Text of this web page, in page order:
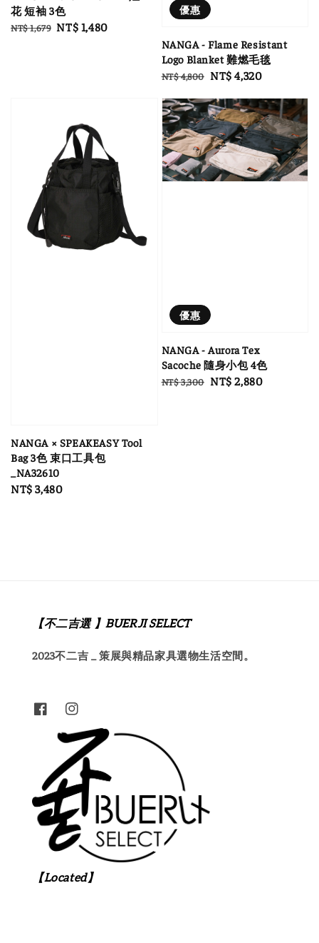
花 短袖 3色
Regular
NT$ 1,679 Sale
NT$ 1,480
優惠
NANGA - Flame Resistant
Logo Blanket 難燃毛毯
Regular
NT$ 4,800 Sale
NT$ 4,320
NANGA × SPEAKEASY Tool
Bag 3色 束口工具包
_NA32610
Regular
NT$ 3,480
優惠
NANGA - Aurora Tex
Sacoche 隨身小包 4色
Regular
NT$ 3,300 Sale
NT$ 2,880
【不二吉選 】BUERJI SELECT
2023不二吉 _ 策展與精品家具選物生活空間。
【Located】